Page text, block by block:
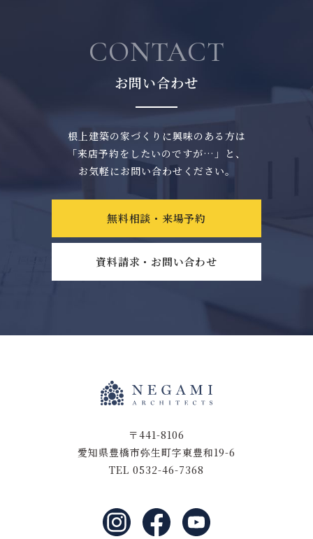
CONTACT
お問い合わせ
根上建築の家づくりに興味のある方は
「来店予約をしたいのですが…」と、
お気軽にお問い合わせください。
無料相談・来場予約
資料請求・お問い合わせ
〒441-8106
愛知県豊橋市弥生町字東豊和19-6
TEL 0532-46-7368